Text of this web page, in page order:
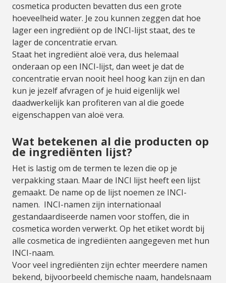
cosmetica producten bevatten dus een grote
hoeveelheid water. Je zou kunnen zeggen dat hoe
lager een ingrediënt op de INCI-lijst staat, des te
lager de concentratie ervan.
Staat het ingrediënt aloë vera, dus helemaal
onderaan op een INCI-lijst, dan weet je dat de
concentratie ervan nooit heel hoog kan zijn en dan
kun je jezelf afvragen of je huid eigenlijk wel
daadwerkelijk kan profiteren van al die goede
eigenschappen van aloë vera.
Wat betekenen al die producten op
de ingrediënten lijst?
Het is lastig om de termen te lezen die op je
verpakking staan. Maar de INCI lijst heeft een lijst
gemaakt. De name op de lijst noemen ze INCI-
namen. INCI-namen zijn internationaal
gestandaardiseerde namen voor stoffen, die in
cosmetica worden verwerkt. Op het etiket wordt bij
alle cosmetica de ingrediënten aangegeven met hun
INCI-naam.
Voor veel ingrediënten zijn echter meerdere namen
bekend, bijvoorbeeld chemische naam, handelsnaam